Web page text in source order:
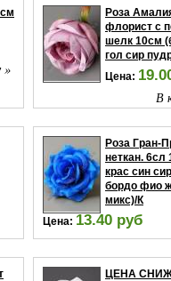
»
Роза
флорист с
шелк 10см
гол сир
Цена:
В
»
Роза Гран-
неткан. 6сл
крас син
бордо фио
микс)/К
Цена: 13.40 руб
В
ЦЕНА